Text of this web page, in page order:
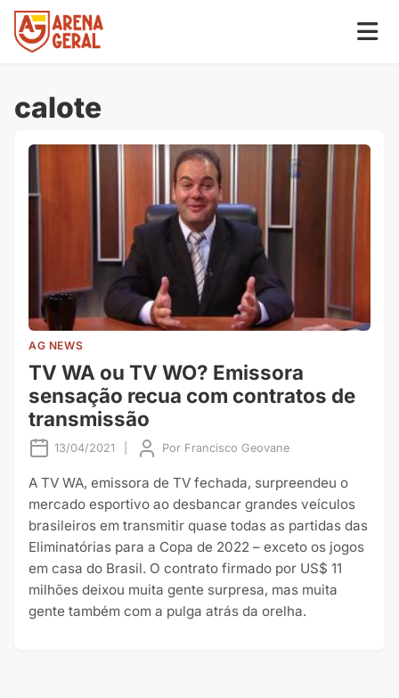
calote
AG NEWS
TV WA ou TV WO? Emissora
sensação recua com contratos de
transmissão
13/04/2021 Por Francisco Geovane
A TV WA, emissora de TV fechada, surpreendeu o
mercado esportivo ao desbancar grandes veículos
brasileiros em transmitir quase todas as partidas das
Eliminatórias para a Copa de 2022 – exceto os jogos
em casa do Brasil. O contrato firmado por US$ 11
milhões deixou muita gente surpresa, mas muita
gente também com a pulga atrás da orelha.